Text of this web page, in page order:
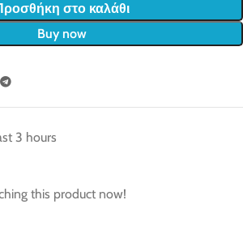
στο καλάθι
Buy now
3 hours
this product now!